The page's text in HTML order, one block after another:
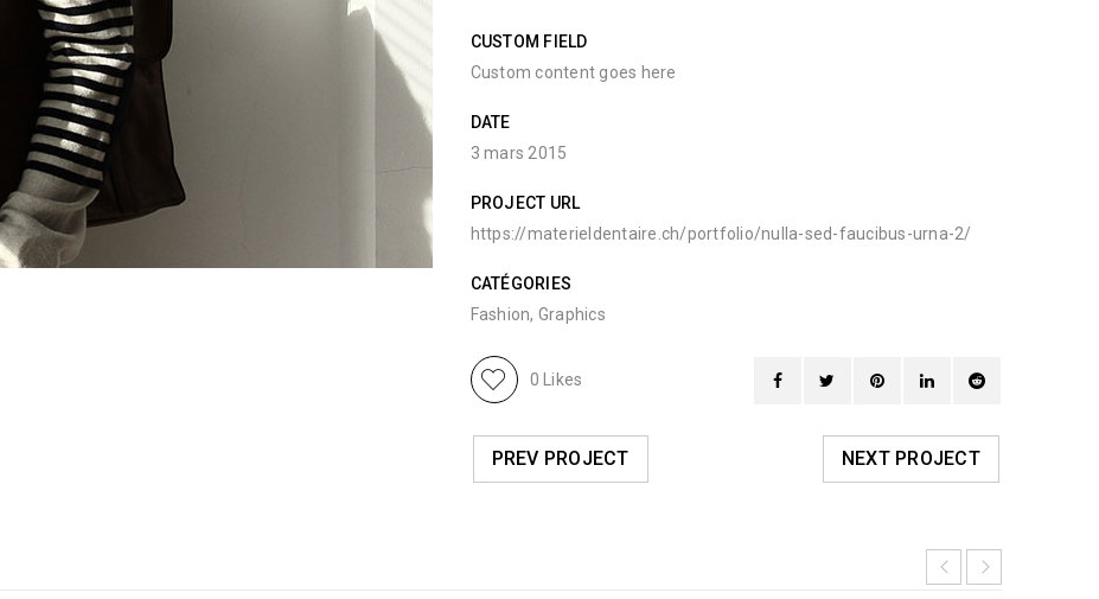
CUSTOM FIELD
Custom content goes here
DATE
3 mars 2015
PROJECT URL
https://materieldentaire.ch/portfolio/nulla-sed-faucibus-urna-2/
CATÉGORIES
Fashion, Graphics
0 Likes
PREV PROJECT NEXT PROJECT